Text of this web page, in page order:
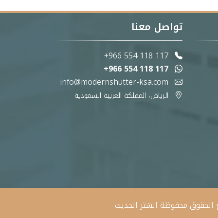
تواصل معنا
+966 554 118 117
+966 554 118 117
info@modernshutter-ksa.com
الرياض، المملكة العربية السعودية
الشتر الحديث